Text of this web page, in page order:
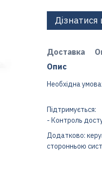
Дізнатися
Доставка
Опис
Необхідна
Підтримується:
- Контроль
Додатково:
сторонньою